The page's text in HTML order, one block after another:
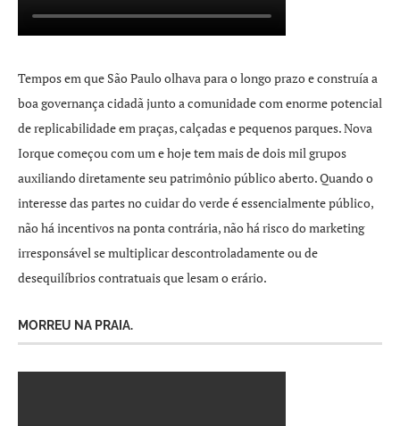
Tempos em que São Paulo olhava para o longo prazo e construía a
boa governança cidadã junto a comunidade com enorme potencial
de replicabilidade em praças, calçadas e pequenos parques. Nova
Iorque começou com um e hoje tem mais de dois mil grupos
auxiliando diretamente seu patrimônio público aberto. Quando o
interesse das partes no cuidar do verde é essencialmente público,
não há incentivos na ponta contrária, não há risco do marketing
irresponsável se multiplicar descontroladamente ou de
desequilíbrios contratuais que lesam o erário.
MORREU NA PRAIA.